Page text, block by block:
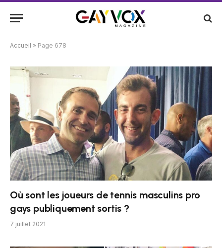
Accueil » Page 678
Où sont les joueurs de tennis masculins pro
gays publiquement sortis ?
7 juillet 2021